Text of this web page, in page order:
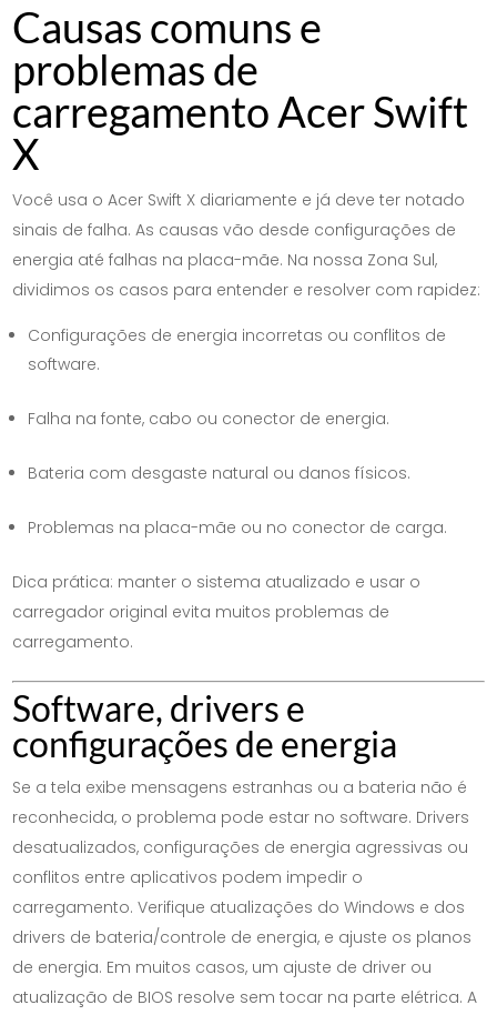
Causas comuns e
problemas de
carregamento Acer Swift
X
Você usa o Acer Swift X diariamente e já deve ter notado
sinais de falha. As causas vão desde configurações de
energia até falhas na placa-mãe. Na nossa Zona Sul,
dividimos os casos para entender e resolver com rapidez:
Configurações de energia incorretas ou conflitos de
software.
Falha na fonte, cabo ou conector de energia.
Bateria com desgaste natural ou danos físicos.
Problemas na placa-mãe ou no conector de carga.
Dica prática: manter o sistema atualizado e usar o
carregador original evita muitos problemas de
carregamento.
Software, drivers e
configurações de energia
Se a tela exibe mensagens estranhas ou a bateria não é
reconhecida, o problema pode estar no software. Drivers
desatualizados, configurações de energia agressivas ou
conflitos entre aplicativos podem impedir o
carregamento. Verifique atualizações do Windows e dos
drivers de bateria/controle de energia, e ajuste os planos
de energia. Em muitos casos, um ajuste de driver ou
atualização de BIOS resolve sem tocar na parte elétrica. A